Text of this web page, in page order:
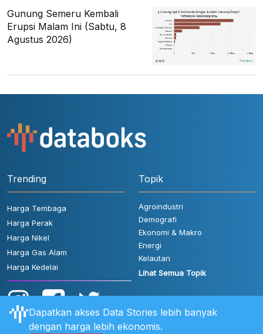
Gunung Semeru Kembali
Erupsi Malam Ini (Sabtu, 8
Agustus 2026)
Trending
Harga Tembaga
Harga Perak
Harga Nikel
Harga Gas Alam
Harga Kedelai
Topik
Agroindustri
Demografi
Ekonomi & Makro
Energi
Kelautan
Lihat Semua Topik
Dapatkan akses Data Stories lebih banyak
dengan harga lebih ekonomis.